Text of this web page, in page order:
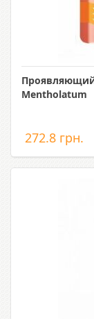
Mentholatum
272.8 грн.